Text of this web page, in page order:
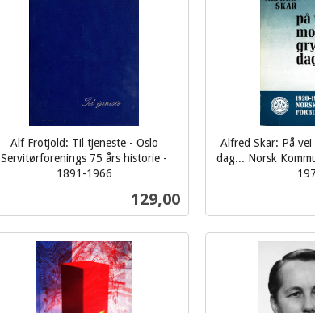
Alf Frotjold: Til tjeneste - Oslo
Servitørforenings 75 års historie -
1891-1966
Pris
129,00
Kjøp
Alfred Skar: På
dag... Norsk